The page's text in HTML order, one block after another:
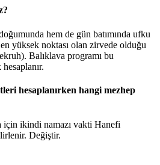
hem de gün batımında ufku
yüksek noktası olan zirvede olduğu
Balıklava programı bu
hesaplanırken hangi mezhep
için ikindi namazı vakti Hanefi
Değiştir.